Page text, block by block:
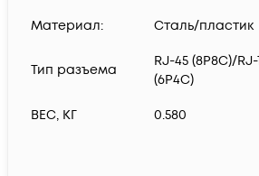
Материал: Сталь/пластик
Тип разъема
RJ-45 (8P8C)/RJ-
(6P4C)
ВЕС, КГ 0.580